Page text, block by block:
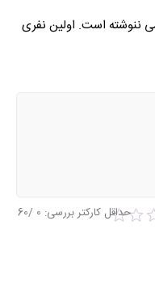
ننوشته است. اولین نفری
حداقل کارکتر بررسی: 0
/60